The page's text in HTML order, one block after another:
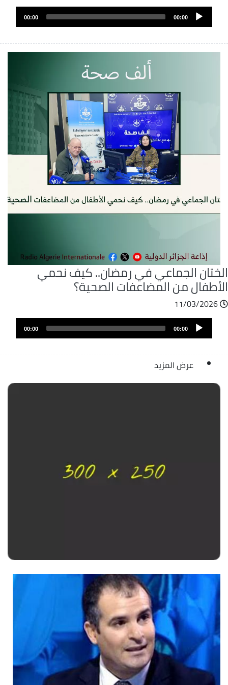
ملفAudio
Player
00:00
00:00
الجماعي في رمضان.. كيف نحمي
من المضاعفات الصحية؟
11/03/2026
ملفAudio
Player
00:00
00:00
عرض المزيد